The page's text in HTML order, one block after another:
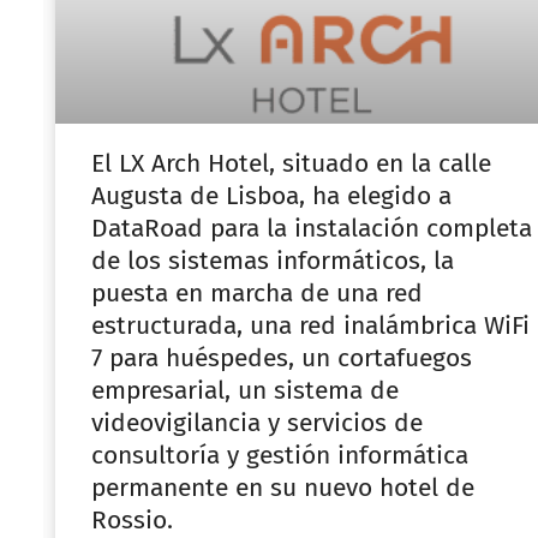
El LX Arch Hotel, situado en la calle
Augusta de Lisboa, ha elegido a
DataRoad para la instalación completa
de los sistemas informáticos, la
puesta en marcha de una red
estructurada, una red inalámbrica WiFi
7 para huéspedes, un cortafuegos
empresarial, un sistema de
videovigilancia y servicios de
consultoría y gestión informática
permanente en su nuevo hotel de
Rossio.